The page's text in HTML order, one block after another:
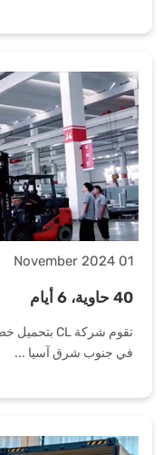
01 November 2024
40 حاوية، 6 أيام
في جنوب شرق آسيا ...